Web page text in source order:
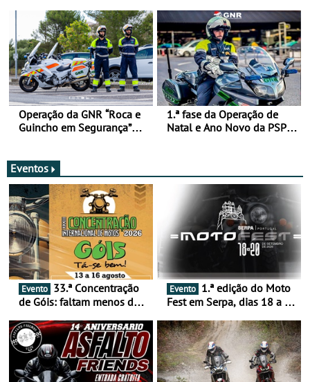
Operação da GNR “Roca e
Guincho em Segurança”
1.ª fase da Operação de
Natal e Ano Novo da PSP e
Eventos
Evento
de Góis: faltam menos de
16 de agosto
Evento
Fest em Serpa, dias 18 a 20
duas rodas invade o Baixo
Alentejo